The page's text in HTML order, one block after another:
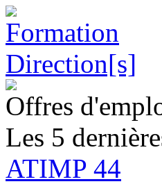
Offres
Les 5
ATIMP 44